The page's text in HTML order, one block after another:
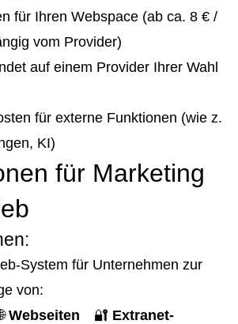
für Ihren Webspace (ab ca. 8 € /
vom Provider)
auf einem Provider Ihrer Wahl
für externe Funktionen (wie z.
KI)
für Marketing
System für Unternehmen zur
von:
Webseiten 🔐 Extranet-